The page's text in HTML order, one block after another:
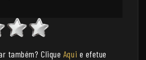
também? Clique Aqui e efetue